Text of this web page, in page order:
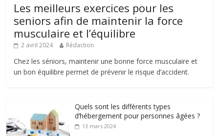
Les meilleurs exercices pour les
seniors afin de maintenir la force
musculaire et l’équilibre
2 avril 2024 Rédaction
Chez les séniors, maintenir une bonne force musculaire et
un bon équilibre permet de prévenir le risque d’accident.
Quels sont les différents types
d’hébergement pour personnes âgées ?
13 mars 2024